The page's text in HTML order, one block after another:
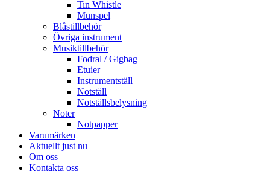
Tin Whistle
Munspel
Blåstillbehör
Övriga instrument
Musiktillbehör
Fodral / Gigbag
Etuier
Instrumentställ
Notställ
Notställsbelysning
Noter
Notpapper
Varumärken
Aktuellt just nu
Om oss
Kontakta oss